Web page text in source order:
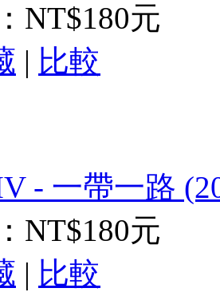
NT$180元
| 比較
- 一帶一路
NT$180元
| 比較